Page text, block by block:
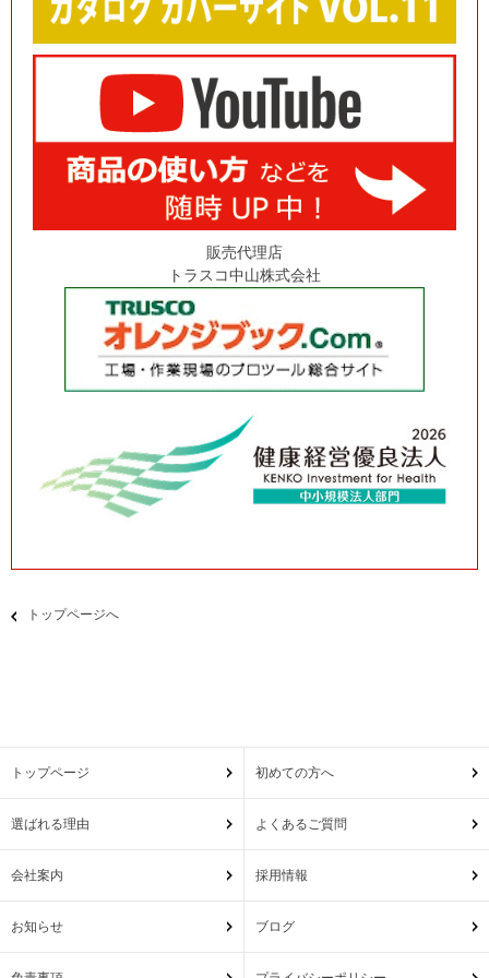
販売代理店
トラスコ中山株式会社
トップページへ
トップページ 初めての方へ
選ばれる理由 よくあるご質問
会社案内 採用情報
お知らせ ブログ